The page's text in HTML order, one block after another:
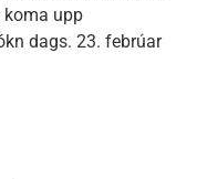
upp
dags. 23. febrúar